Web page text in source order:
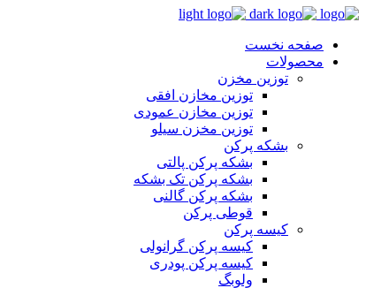
صفحه نخست
محصولات
توزین مخزن
توزین مخازن افقی
توزین مخازن عمودی
توزین مخزن سیلو
بشکه پرکن
بشکه پرکن پالتی
بشکه پرکن تک بشکه
بشکه پرکن گالنی
قوطی پرکن
کیسه پرکن
کیسه پرکن گرانولی
کیسه پرکن پودری
ولوبگ